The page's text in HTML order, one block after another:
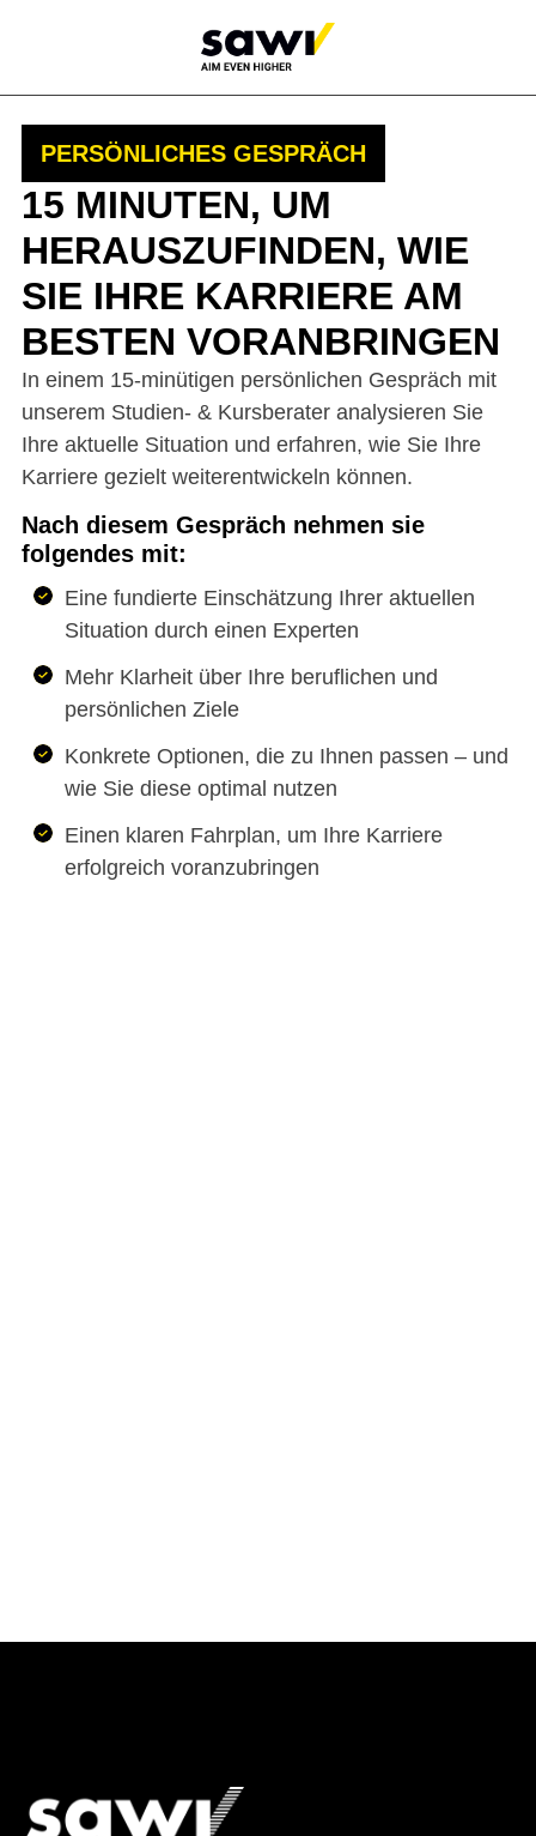
PERSÖNLICHES GESPRÄCH
15 MINUTEN, UM
HERAUSZUFINDEN, WIE
SIE IHRE KARRIERE AM
BESTEN VORANBRINGEN
In einem 15-minütigen persönlichen Gespräch mit
unserem Studien- & Kursberater analysieren Sie
Ihre aktuelle Situation und erfahren, wie Sie Ihre
Karriere gezielt weiterentwickeln können.
Nach diesem Gespräch nehmen sie
folgendes mit:
Eine fundierte Einschätzung Ihrer aktuellen
Situation durch einen Experten
Mehr Klarheit über Ihre beruflichen und
persönlichen Ziele
Konkrete Optionen, die zu Ihnen passen – und
wie Sie diese optimal nutzen
Einen klaren Fahrplan, um Ihre Karriere
erfolgreich voranzubringen